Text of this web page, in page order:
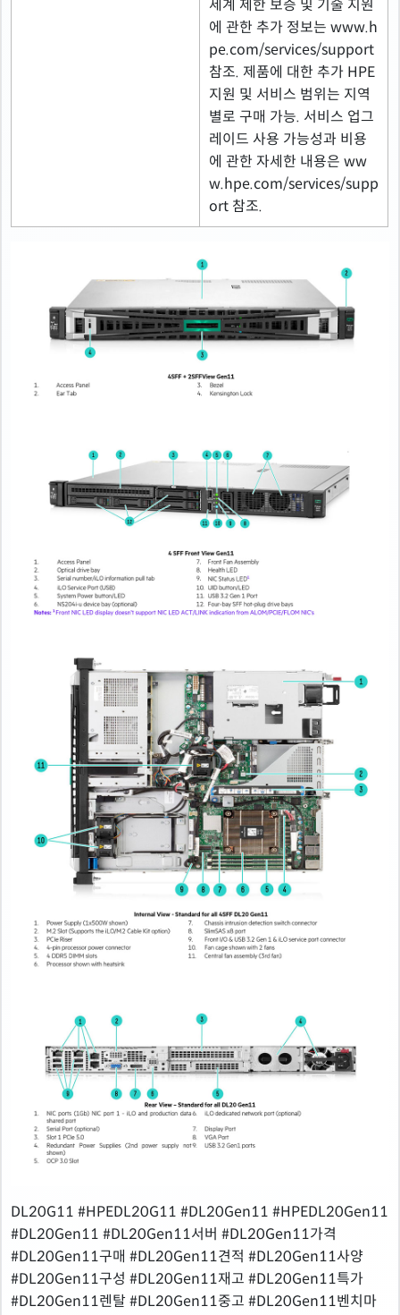
세계 제한 보증 및 기술 지원
에 관한 추가 정보는 www.h
pe.com/services/support
참조. 제품에 대한 추가 HPE
지원 및 서비스 범위는 지역
별로 구매 가능. 서비스 업그
레이드 사용 가능성과 비용
에 관한 자세한 내용은 ww
w.hpe.com/services/supp
ort 참조.
DL20G11 #HPEDL20G11 #DL20Gen11 #HPEDL20Gen11
#DL20Gen11 #DL20Gen11서버 #DL20Gen11가격
#DL20Gen11구매 #DL20Gen11견적 #DL20Gen11사양
#DL20Gen11구성 #DL20Gen11재고 #DL20Gen11특가
#DL20Gen11렌탈 #DL20Gen11중고 #DL20Gen11벤치마